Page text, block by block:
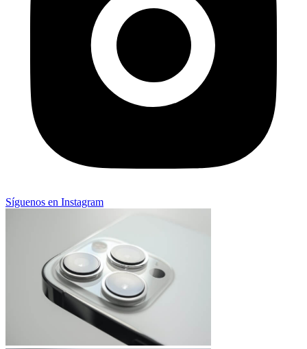
Síguenos en Instagram